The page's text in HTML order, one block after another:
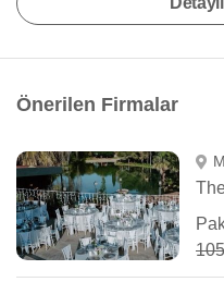
Önerilen Firmalar